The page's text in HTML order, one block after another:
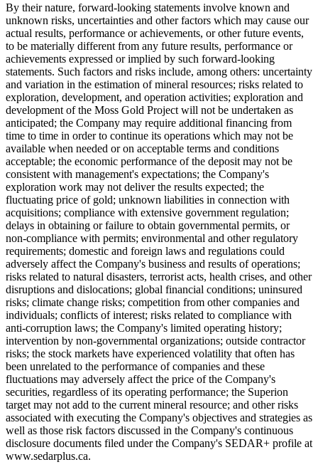
By their nature, forward-looking statements involve known and
unknown risks, uncertainties and other factors which may cause our
actual results, performance or achievements, or other future events,
to be materially different from any future results, performance or
achievements expressed or implied by such forward-looking
statements. Such factors and risks include, among others: uncertainty
and variation in the estimation of mineral resources; risks related to
exploration, development, and operation activities; exploration and
development of the Moss Gold Project will not be undertaken as
anticipated; the Company may require additional financing from
time to time in order to continue its operations which may not be
available when needed or on acceptable terms and conditions
acceptable; the economic performance of the deposit may not be
consistent with management's expectations; the Company's
exploration work may not deliver the results expected; the
fluctuating price of gold; unknown liabilities in connection with
acquisitions; compliance with extensive government regulation;
delays in obtaining or failure to obtain governmental permits, or
non-compliance with permits; environmental and other regulatory
requirements; domestic and foreign laws and regulations could
adversely affect the Company's business and results of operations;
risks related to natural disasters, terrorist acts, health crises, and other
disruptions and dislocations; global financial conditions; uninsured
risks; climate change risks; competition from other companies and
individuals; conflicts of interest; risks related to compliance with
anti-corruption laws; the Company's limited operating history;
intervention by non-governmental organizations; outside contractor
risks; the stock markets have experienced volatility that often has
been unrelated to the performance of companies and these
fluctuations may adversely affect the price of the Company's
securities, regardless of its operating performance; the Superion
target may not add to the current mineral resource; and other risks
associated with executing the Company's objectives and strategies as
well as those risk factors discussed in the Company's continuous
disclosure documents filed under the Company's SEDAR+ profile at
www.sedarplus.ca.